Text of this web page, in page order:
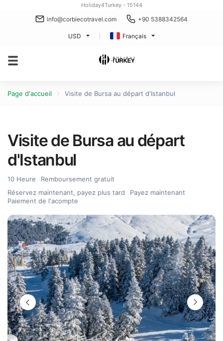
Holiday4Turkey - 15144
info@corbiecotravel.com +90 5388342564
USD Français
Page d'accueil Visite de Bursa au départ d'Istanbul
Visite de Bursa au départ
d'Istanbul
10 Heure
Remboursement gratuit
Réservez maintenant, payez plus tard
Payez maintenant
Paiement de l'acompte